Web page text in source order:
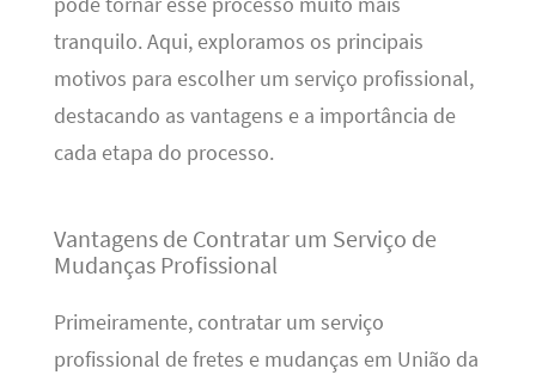
tranquilo. Aqui, exploramos os principais
motivos para escolher um serviço profissional,
destacando as vantagens e a importância de
cada etapa do processo.
Vantagens de Contratar um Serviço de
Mudanças Profissional
Primeiramente, contratar um serviço
profissional de fretes e mudanças em União da